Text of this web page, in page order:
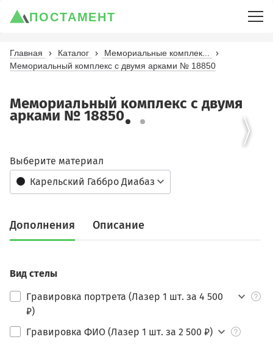
ПОСТАМЕНТ
Главная Каталог
Мемориальные комплек...
Мемориальный комплекс с двумя арками № 18850
Мемориальный комплекс с двумя
арками № 18850
Карельский Габбро Диабаз
Выберите материал
Дополнения Описание
Вид стелы
Гравировка портрета (Лазер 1 шт. за 4 500
₽)
Гравировка ФИО (Лазер 1 шт. за 2 500 ₽)